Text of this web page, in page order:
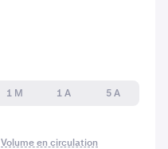
1 M 1 A
5 A
Volume en circulation